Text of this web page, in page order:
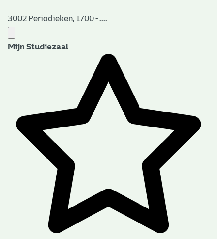
3002 Periodieken, 1700 - ....
Mijn Studiezaal